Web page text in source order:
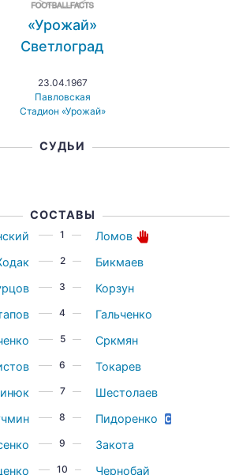
«Урожай»
Светлоград
23.04.1967
Павловская
Стадион «Урожай»
СУДЬИ
СОСТАВЫ
1
Ломов
2
Бикмаев
3
Корзун
4
Гальченко
5
Сркмян
6
Токарев
7
Шестолаев
8
Пидоренко
9
Закота
10 Чернобай